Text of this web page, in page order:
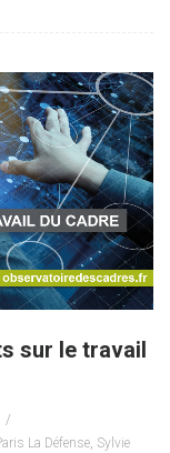
sur le travail
La Défense, Sylvie